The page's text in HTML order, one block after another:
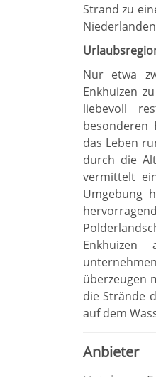
Strand zu
Nur etwa
Enkhuizen
liebevoll
besonderen
das Leben
durch die
vermittelt
Umgebung
Enkhuizen
überzeugen
die Strände
auf dem
Anbieter